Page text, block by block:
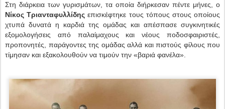
Στη διάρκεια των γυρισμάτων, τα οποία διήρκεσαν πέντε μήνες, ο
Νίκος Τριανταφυλλίδης επισκέφτηκε τους τόπους στους οποίους
χτυπά δυνατά η καρδιά της ομάδας και απέσπασε συγκινητικές
εξομολογήσεις από παλαίμαχους και νέους ποδοσφαιριστές,
προπονητές, παράγοντες της ομάδας αλλά και πιστούς φίλους που
τίμησαν και εξακολουθούν να τιμούν την «βαριά φανέλα».